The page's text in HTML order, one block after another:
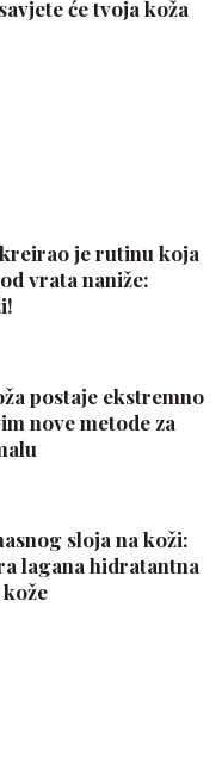
će tvoja koža
je rutinu koja
vrata naniže:
postaje ekstremno
nove metode za
sloja na koži:
lagana hidratantna